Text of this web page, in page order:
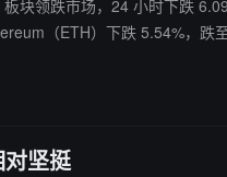
块领跌市场，24 小时下跌
坚挺